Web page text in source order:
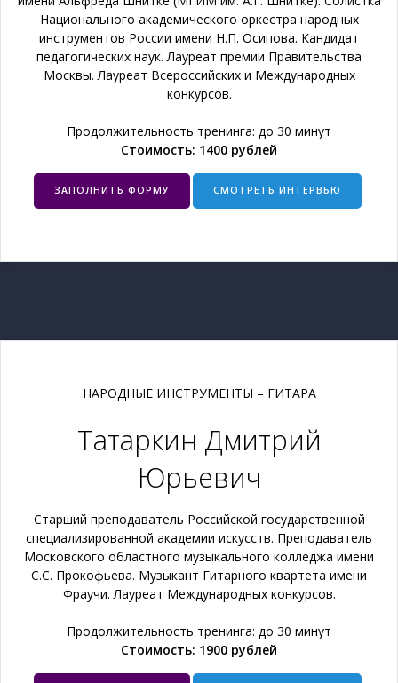
Национального академического оркестра народных
инструментов России имени Н.П. Осипова. Кандидат
педагогических наук. Лауреат премии Правительства
Москвы. Лауреат Всероссийских и Международных
конкурсов.
Продолжительность тренинга: до 30 минут
Стоимость: 1400 рублей
ЗАПОЛНИТЬ ФОРМУ СМОТРЕТЬ ИНТЕРВЬЮ
НАРОДНЫЕ ИНСТРУМЕНТЫ – ГИТАРА
Татаркин Дмитрий
Юрьевич
Старший преподаватель Российской государственной
специализированной академии искусств. Преподаватель
Московского областного музыкального колледжа имени
С.С. Прокофьева. Музыкант Гитарного квартета имени
Фраучи. Лауреат Международных конкурсов.
Продолжительность тренинга: до 30 минут
Стоимость: 1900 рублей